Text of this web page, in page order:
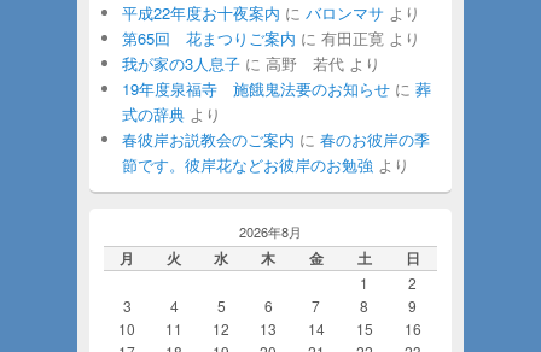
平成22年度お十夜案内 に バロンマサより
第65回 花まつりご案内 に 有田正寛より
我が家の3人息子に 高野 若代より
19年度泉福寺 施餓鬼法要のお知らせに 葬
式の辞典より
春彼岸お説教会のご案内 に 春のお彼岸の季
節です。彼岸花などお彼岸のお勉強 より
2026年8月
月 火 水 木 金 土 日
1
2
3
4 5 6 7 8
9
10
11 12 13 14 15
16